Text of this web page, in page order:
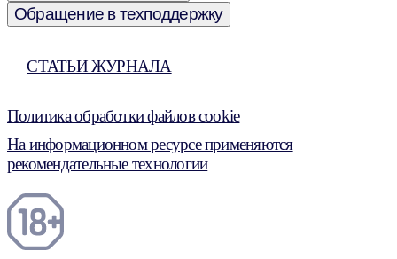
Обращение в техподдержку
СТАТЬИ ЖУРНАЛА
Политика обработки файлов cookie
На информационном ресурсе применяются
рекомендательные технологии